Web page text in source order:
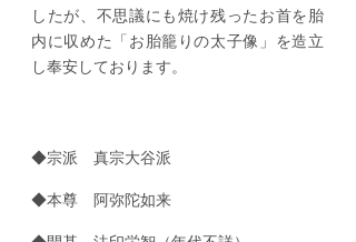
したが、不思議にも焼け残ったお首を胎
内に収めた「お胎籠りの太子像」を造立
し奉安しております。
​◆宗派 真宗大谷派
◆本尊 阿弥陀如来